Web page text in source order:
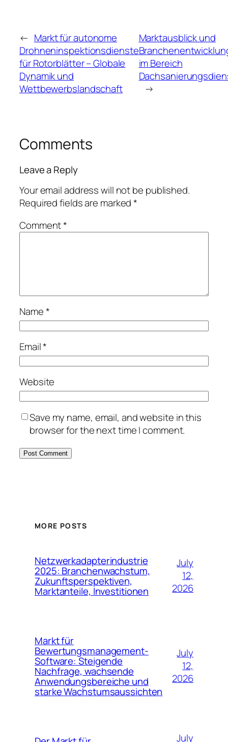
← Markt für autonome
Drohneninspektionsdienste
für Rotorblätter – Globale
Dynamik und
Wettbewerbslandschaft
Marktausblick und
im Bereich
→
Comments
Leave a Reply
Your email address will not be published.
Required fields are marked*
Comment*
Name*
Email*
Website
Save my name, email, and website in this
browser for the next time I comment.
MORE POSTS
Netzwerkadapterindustrie
2025: Branchenwachstum,
Zukunftsperspektiven,
Marktanteile, Investitionen
July
12,
2026
Markt für
Bewertungsmanagement-
Software: Steigende
Nachfrage, wachsende
Anwendungsbereiche und
starke Wachstumsaussichten
July
12,
2026
July